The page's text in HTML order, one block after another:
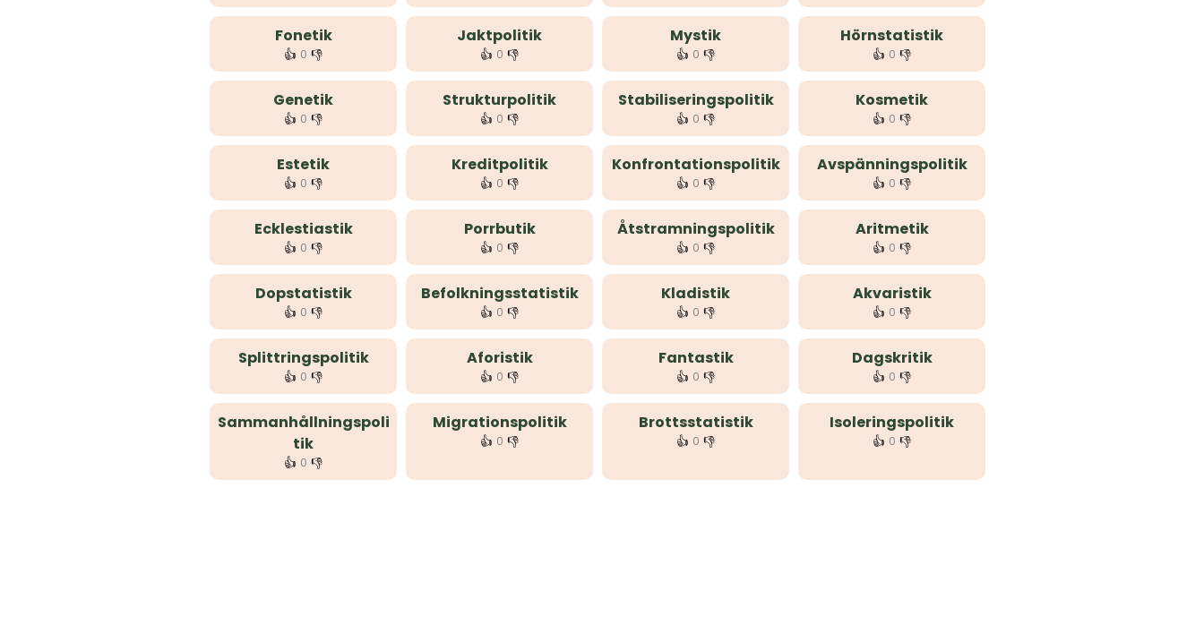
Fonetik
👍 0 👎
Jaktpolitik
👍 0 👎
Mystik
👍 0 👎
Hörnstatistik
👍 0 👎
Genetik
👍 0 👎
Strukturpolitik
👍 0 👎
Stabiliseringspolitik
👍 0 👎
Kosmetik
👍 0 👎
Estetik
👍 0 👎
Kreditpolitik
👍 0 👎
Konfrontationspolitik
👍 0 👎
Avspänningspolitik
👍 0 👎
Ecklestiastik
👍 0 👎
Porrbutik
👍 0 👎
Åtstramningspolitik
👍 0 👎
Aritmetik
👍 0 👎
Dopstatistik
👍 0 👎
Befolkningsstatistik
👍 0 👎
Kladistik
👍 0 👎
Akvaristik
👍 0 👎
Splittringspolitik
👍 0 👎
Aforistik
👍 0 👎
Fantastik
👍 0 👎
Dagskritik
👍 0 👎
Sammanhållningspoli
tik
👍 0 👎
Migrationspolitik
👍 0 👎
Brottsstatistik
👍 0 👎
Isoleringspolitik
👍 0 👎